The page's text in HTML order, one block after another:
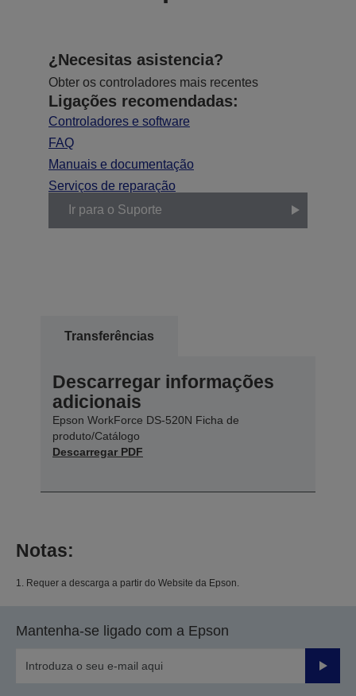
¿Necesitas asistencia?
Obter os controladores mais recentes
Ligações recomendadas:
Controladores e software
FAQ
Manuais e documentação
Serviços de reparação
Ir para o Suporte
Transferências
Descarregar informações
adicionais
Epson WorkForce DS-520N Ficha de
produto/Catálogo
Descarregar PDF
Notas:
1. Requer a descarga a partir do Website da Epson.
Mantenha-se ligado com a Epson
Enviar